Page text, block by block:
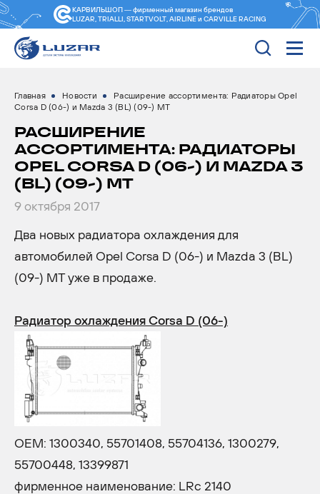
КАРВИЛЬШОП — фирменный магазин брендов
LUZAR, TRIALLI, STARTVOLT, AIRLINE и CARVILLE RACING
Главная Новости
Расширение ассортимента: Радиаторы Opel
Corsa D (06-) и Mazda 3 (BL) (09-) MT
РАСШИРЕНИЕ
АССОРТИМЕНТА: РАДИАТОРЫ
OPEL CORSA D (06-) И MAZDA 3
(BL) (09-) MT
9 октября 2017
Два новых радиатора охлаждения для
автомобилей Opel Corsa D (06-) и Mazda 3 (BL)
(09-) MT уже в продаже.
Радиатор охлаждения Corsa D (06-)
OEM: 1300340, 55701408, 55704136, 1300279,
55700448, 13399871
фирменное наименование: LRc 2140